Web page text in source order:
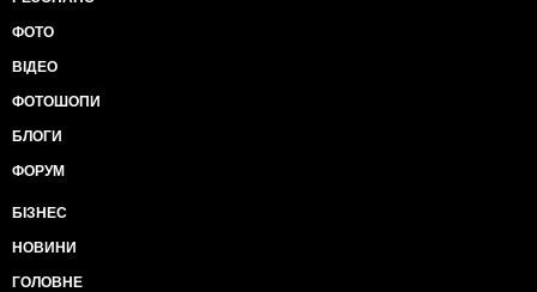
ФОТО
ВІДЕО
ФОТОШОПИ
БЛОГИ
ФОРУМ
БІЗНЕС
НОВИНИ
ГОЛОВНЕ